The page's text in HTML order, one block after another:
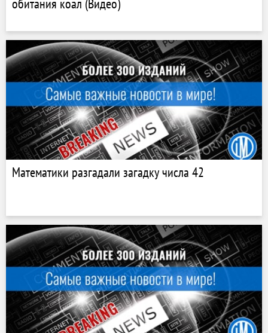
обитания коал (Видео)
Математики разгадали загадку числа 42